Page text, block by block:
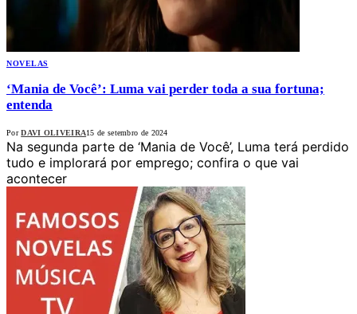
NOVELAS
‘Mania de Você’: Luma vai perder toda a sua fortuna;
entenda
Por DAVI OLIVEIRA15 de setembro de 2024
Na segunda parte de ‘Mania de Você’, Luma terá perdido
tudo e implorará por emprego; confira o que vai
acontecer